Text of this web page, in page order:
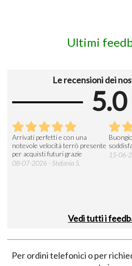
Ultimi
Le recensioni dei
5.0
Arrivati perfetti e con una
notevole velocità terrò presente
per acquisti futuri grazie
08-07-2026 - Stefania S.
15-06-
Vedi tutti i
Per ordini telefonici o per